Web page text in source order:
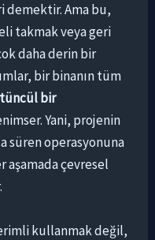
demektir. Ama bu,
takmak veya geri
daha derin bir
bir binanın tüm
bir
Yani, projenin
süren operasyonuna
aşamada çevresel
kullanmak değil,